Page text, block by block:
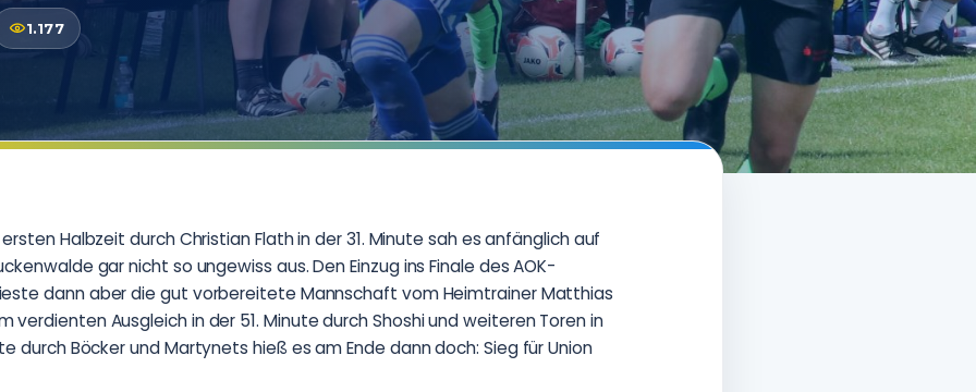
1.177
Halbzeit durch Christian Flath in der 31. Minute sah es anfänglich auf
gar nicht so ungewiss aus. Den Einzug ins Finale des AOK-
dann aber die gut vorbereitete Mannschaft vom Heimtrainer Matthias
verdienten Ausgleich in der 51. Minute durch Shoshi und weiteren Toren in
durch Böcker und Martynets hieß es am Ende dann doch: Sieg für Union